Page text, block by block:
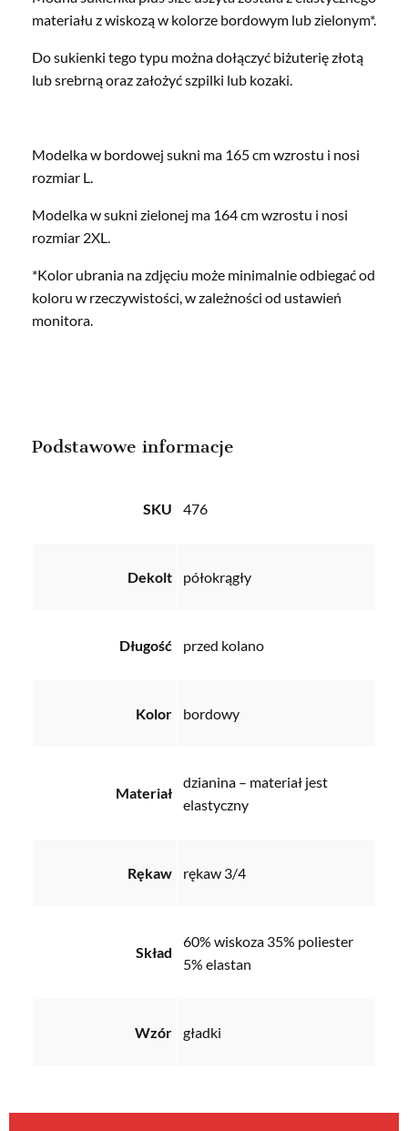
materiału z wiskozą w kolorze bordowym lub zielonym*.
Do sukienki tego typu można dołączyć biżuterię złotą
lub srebrną oraz założyć szpilki lub kozaki.
Modelka w bordowej sukni ma 165 cm wzrostu i nosi
rozmiar L.
Modelka w sukni zielonej ma 164 cm wzrostu i nosi
rozmiar 2XL.
*Kolor ubrania na zdjęciu może minimalnie odbiegać od
koloru w rzeczywistości, w zależności od ustawień
monitora.
Podstawowe informacje
SKU 476
Dekolt półokrągły
Długość przed kolano
Kolor bordowy
Materiał
dzianina – materiał jest
elastyczny
Rękaw rękaw 3/4
Skład
60% wiskoza 35% poliester
5% elastan
Wzór gładki